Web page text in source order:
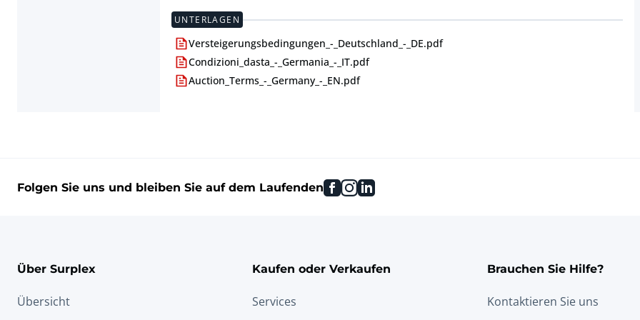
UNTERLAGEN
Versteigerungsbedingungen_-_Deutschland_-_DE.pdf
Condizioni_dasta_-_Germania_-_IT.pdf
Auction_Terms_-_Germany_-_EN.pdf
Folgen Sie uns und bleiben Sie auf dem Laufenden facebook
instagram
linkedin
Über Surplex
Übersicht
Kaufen oder Verkaufen
Services
Brauchen Sie Hilfe?
Kontaktieren Sie uns